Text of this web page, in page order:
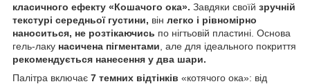
класичного ефекту «Кошачого ока». Завдяки своїй зручній
текстурі середньої густини, він легко і рівномірно
наноситься, не розтікаючись по нігтьовій пластині. Основа
гель-лаку насичена пігментами , але для ідеального покриття
рекомендується нанесення у два шари.
Палітра включає 7 темних відтінків «котячого ока»: від